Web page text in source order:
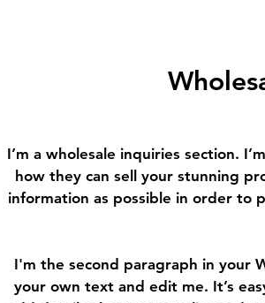
I’m a wholesale inquiries section.
how they can sell your stunning
information as possible in order to
I'm the second paragraph in your
your own text and edit me. It’s